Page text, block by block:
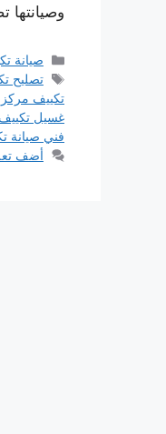
صيانة
الوسوم
تصليح
تكييف
غسيل
فني صيانة
أضف